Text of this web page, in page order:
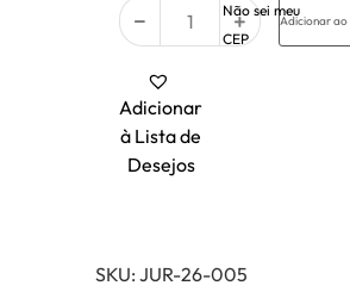
Adicionar
Adicionar
à Lista de
Desejos
Não sei meu
CEP
SKU: JUR-26-005